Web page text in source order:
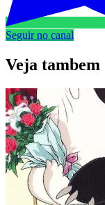
Seguir no canal
Veja tambem